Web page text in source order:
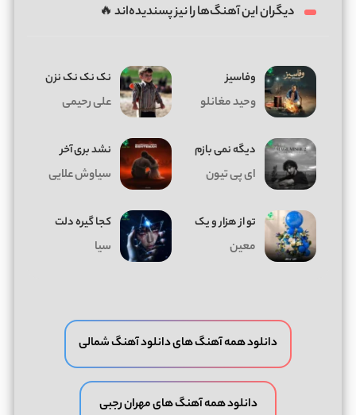
دیگران این آهنگ‌ها را نیز پسندیده‌اند 🔥
وفاسیز
وحید مغانلو
نک نک نک نزن
علی رحیمی
دیگه نمی بازم
ای پی تیون
نشد بری آخر
سیاوش علایی
تو از هزار و یک
معین
کجا گیره دلت
سیا
دانلود همه آهنگ های دانلود آهنگ شمالی
دانلود همه آهنگ های مهران رجبی